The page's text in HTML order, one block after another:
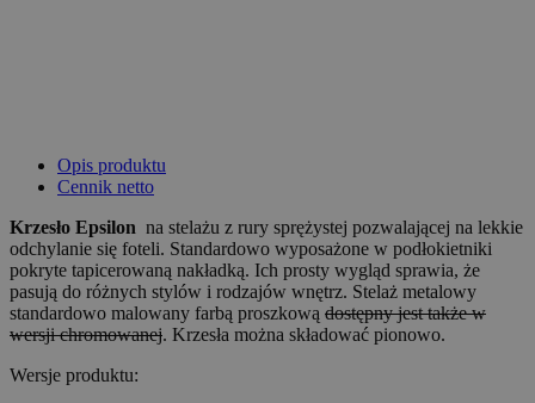
Opis produktu
Cennik netto
Krzesło Epsilon na stelażu z rury sprężystej pozwalającej na lekkie
odchylanie się foteli. Standardowo wyposażone w podłokietniki
pokryte tapicerowaną nakładką. Ich prosty wygląd sprawia, że
pasują do różnych stylów i rodzajów wnętrz. Stelaż metalowy
standardowo malowany farbą proszkową dostępny jest także w
wersji chromowanej. Krzesła można składować pionowo.
Wersje produktu: